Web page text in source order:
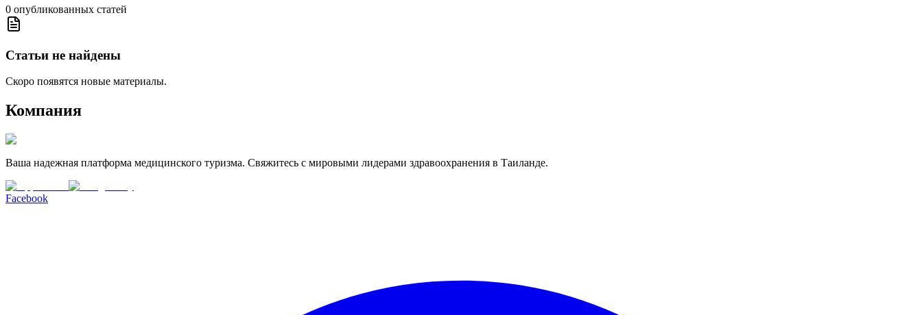
0 опубликованных статей
Статьи не найдены
Скоро появятся новые материалы.
Компания
Ваша надежная платформа медицинского туризма. Свяжитесь с мировыми лидерами здравоохранения в Таиланде.
Facebook